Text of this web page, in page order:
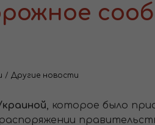
/Другие новости
, которое было